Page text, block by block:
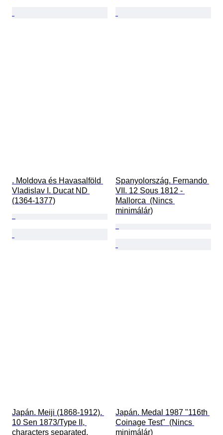
. Moldova és Havasalföld
Vladislav I. Ducat ND
(1364-1377)
Spanyolország. Fernando
VII. 12 Sous 1812 -
Mallorca  (Nincs
minimálár)
Japán. Meiji (1868-1912).
10 Sen 1873/Type II,
characters separated.
Japán. Medal 1987 "116th
Coinage Test"  (Nincs
minimálár)